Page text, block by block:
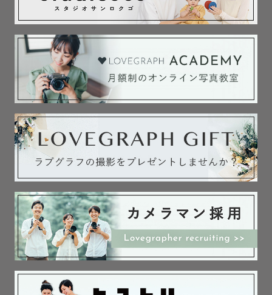
👨‍❤️‍💋‍👨LGBTQ＋フレンドリー認定フォトグラファー
💒和装婚礼前撮り大歓迎！多数経験あります
和装婚礼衣装（お着物）レンタルは格安価格でご案内が可
能です。
撮影小物もお貸し出し可能です！（和傘・緋毛氈）
👘お着物を着ての撮影はお任せください👘
和装のマナーもバッチリ！
是非、お着物での撮影にもお呼び立てください👘
七五三・お宮参り撮影時にお母様がお着物を着る場合も
その都度お直ししております。